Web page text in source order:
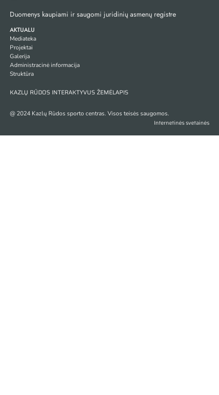
Duomenys kaupiami ir saugomi juridinių asmenų registre
AKTUALU
Mediateka
Projektai
Galerija
Administracinė informacija
Struktūra
KAZLŲ RŪDOS INTERAKTYVUS ŽEMĖLAPIS
@ 2024 Kazlų Rūdos sporto centras. Visos teisės saugomos.
Internetinės svetainės